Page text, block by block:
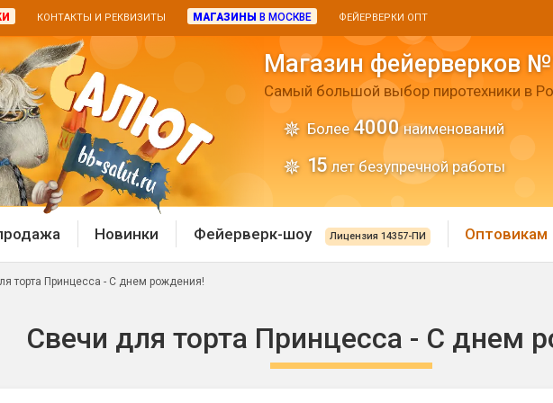
КОНТАКТЫ И РЕКВИЗИТЫ МАГАЗИНЫ В МОСКВЕ ФЕЙЕРВЕРКИ ОПТ
Магазин фейерверков
Самый большой выбор пиротехники в
Более 4000наименований
15 лет безупречной работы
Дневные батареи
Хлопушки и
Новинки Фейерверк-шоу Лицензия 14357-ПИ Оптовикам
торта Принцесса - С днем рождения!
Свечи для торта Принцесса - С днем